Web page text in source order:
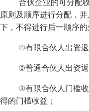
原则及顺序进行分配，
下，不得进行后一顺序的
①有限合伙人出资返
②普通合伙人出资返
③有限合伙人门槛
得的门槛收益；